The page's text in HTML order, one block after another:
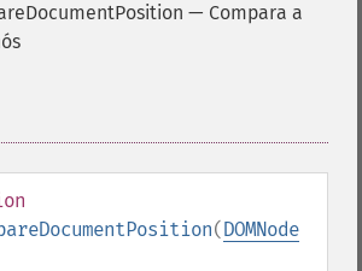
— Compara a
(DOMNode